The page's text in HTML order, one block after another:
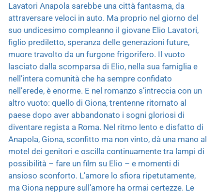
Lavatori Anapola sarebbe una città fantasma, da
attraversare veloci in auto. Ma proprio nel giorno del
suo undicesimo compleanno il giovane Elio Lavatori,
figlio prediletto, speranza delle generazioni future,
muore travolto da un furgone frigorifero. Il vuoto
lasciato dalla scomparsa di Elio, nella sua famiglia e
nell’intera comunità che ha sempre confidato
nell’erede, è enorme. E nel romanzo s’intreccia con un
altro vuoto: quello di Giona, trentenne ritornato al
paese dopo aver abbandonato i sogni gloriosi di
diventare regista a Roma. Nel ritmo lento e disfatto di
Anapola, Giona, sconfitto ma non vinto, dà una mano al
motel dei genitori e oscilla continuamente tra lampi di
possibilità – fare un film su Elio – e momenti di
ansioso sconforto. L’amore lo sfiora ripetutamente,
ma Giona neppure sull’amore ha ormai certezze. Le